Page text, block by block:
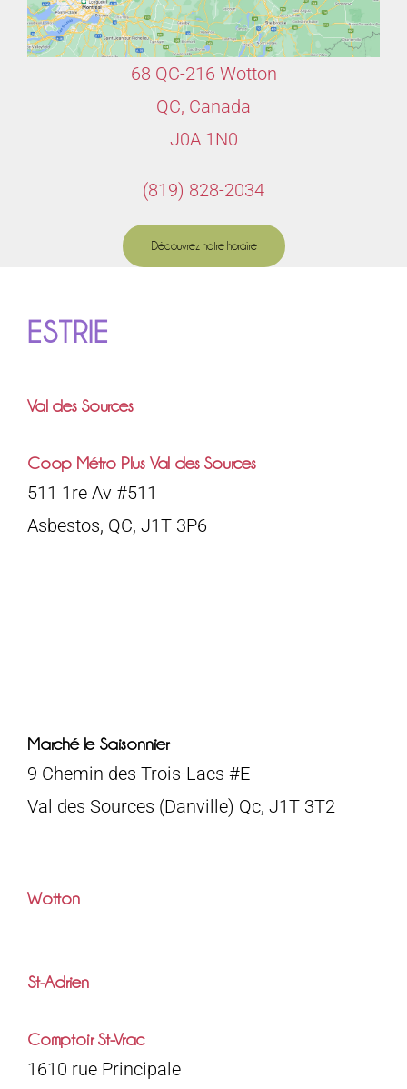
68 QC-216 Wotton
QC, Canada
J0A 1N0
(819) 828-2034
Découvrez notre horaire
ESTRIE
Val des Sources
Coop Métro Plus Val des Sources
511 1re Av #511
Asbestos, QC, J1T 3P6
Marché le Saisonnier
9 Chemin des Trois-Lacs #E
Val des Sources (Danville) Qc, J1T 3T2
Wotton
St-Adrien
Comptoir St-Vrac
1610 rue Principale